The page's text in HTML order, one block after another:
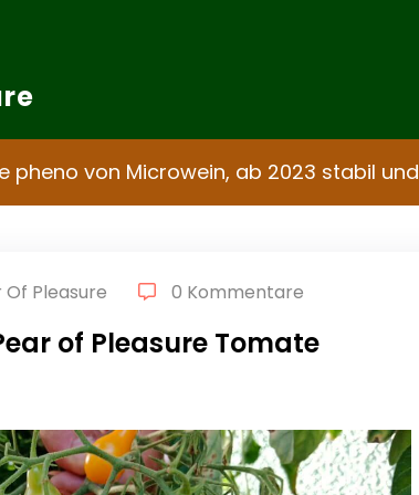
pheno von Microwein, ab 2023 stabil und
Of Pleasure 0 Kommentare
of Pleasure Tomate